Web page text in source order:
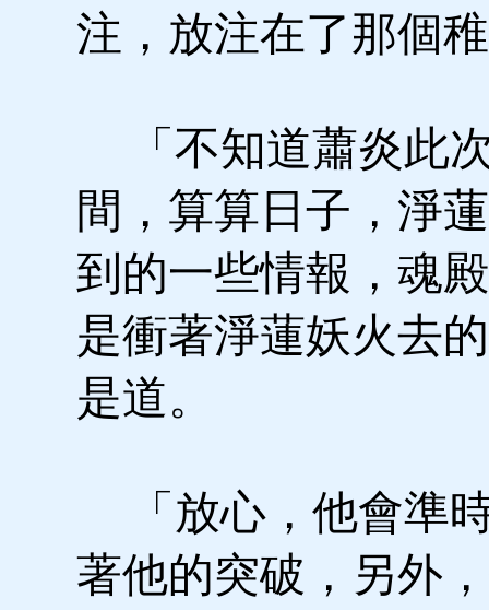
注，放注在了那個
「不知道蕭炎此
間，算算日子，淨
到的一些情報，魂
是衝著淨蓮妖火去
是道。
「放心，他會準
著他的突破，另外